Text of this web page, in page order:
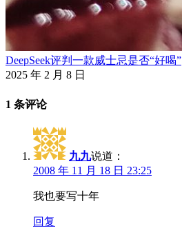
DeepSeek评判一款威士忌是否“好喝”
2025 年 2 月 8 日
1 条评论
九九说道：
2008 年 11 月 18 日 23:25
我也要写十年
回复